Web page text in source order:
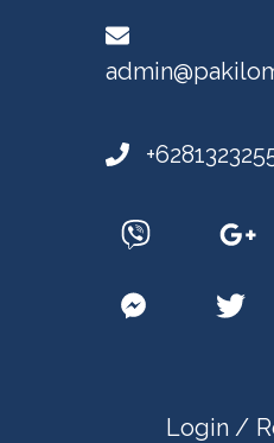
Login /